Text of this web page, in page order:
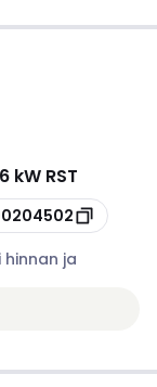
kW RST
ja